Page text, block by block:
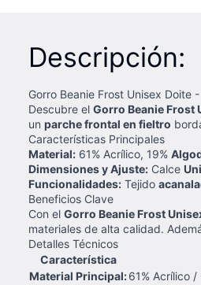
Descripción:
Gorro Beanie Frost Unisex Doite
Descubre el Gorro Beanie Frost
un parche frontal en fieltro
Características Principales
Material: 61% Acrílico, 19%
Dimensiones y Ajuste: Calce
Funcionalidades: Tejido
Beneficios Clave
Con el Gorro Beanie Frost
materiales de alta calidad.
Detalles Técnicos
Característica
Material Principal:61% Acrílico /